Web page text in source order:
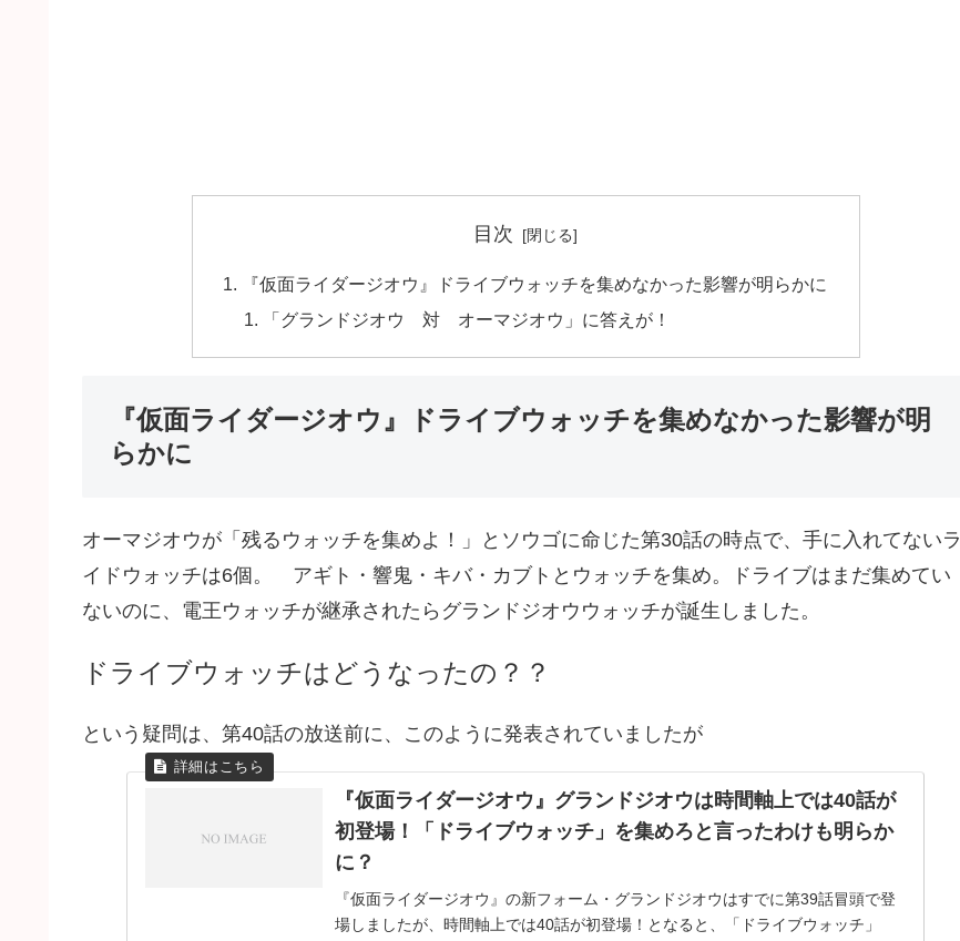
目次
『仮面ライダージオウ』ドライブウォッチを集めなかった影響が明らかに
「グランドジオウ 対 オーマジオウ」に答えが！
『仮面ライダージオウ』ドライブウォッチを集めなかった影響が明
らかに
オーマジオウが「残るウォッチを集めよ！」とソウゴに命じた第30話の時点で、手に入れてないラ
イドウォッチは6個。 アギト・響鬼・キバ・カブトとウォッチを集め。ドライブはまだ集めてい
ないのに、電王ウォッチが継承されたらグランドジオウウォッチが誕生しました。
ドライブウォッチはどうなったの？？
という疑問は、第40話の放送前に、このように発表されていましたが
『仮面ライダージオウ』グランドジオウは時間軸上では40話が
初登場！「ドライブウォッチ」を集めろと言ったわけも明らか
に？
『仮面ライダージオウ』の新フォーム・グランドジオウはすでに第39話冒頭で登
場しましたが、時間軸上では40話が初登場！となると、「ドライブウォッチ」